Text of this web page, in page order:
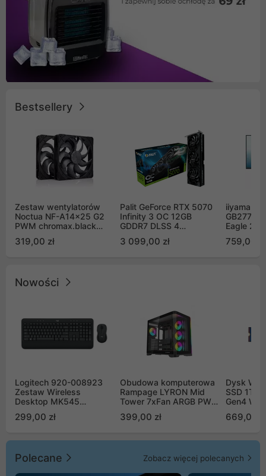
Bestsellery
Zestaw wentylatorów
Noctua NF-A14x25 G2
PWM chromax.black
Push Pull (2szt)
319,00 zł
Palit GeForce RTX 5070
Infinity 3 OC 12GB
GDDR7 DLSS 4
GB2050S)
3 099,00 zł
iiyama G-
Eagle 27"
759,00 zł
Nowości
Logitech 920-008923
Zestaw Wireless
Desktop MK545
299,00 zł
Obudowa komputerowa
Rampage LYRON Mid
Tower 7xFan ARGB PWM
399,00 zł
Dysk WD
SSD 1TB
Gen4
669,00
Polecane Zobacz więcej polecanych